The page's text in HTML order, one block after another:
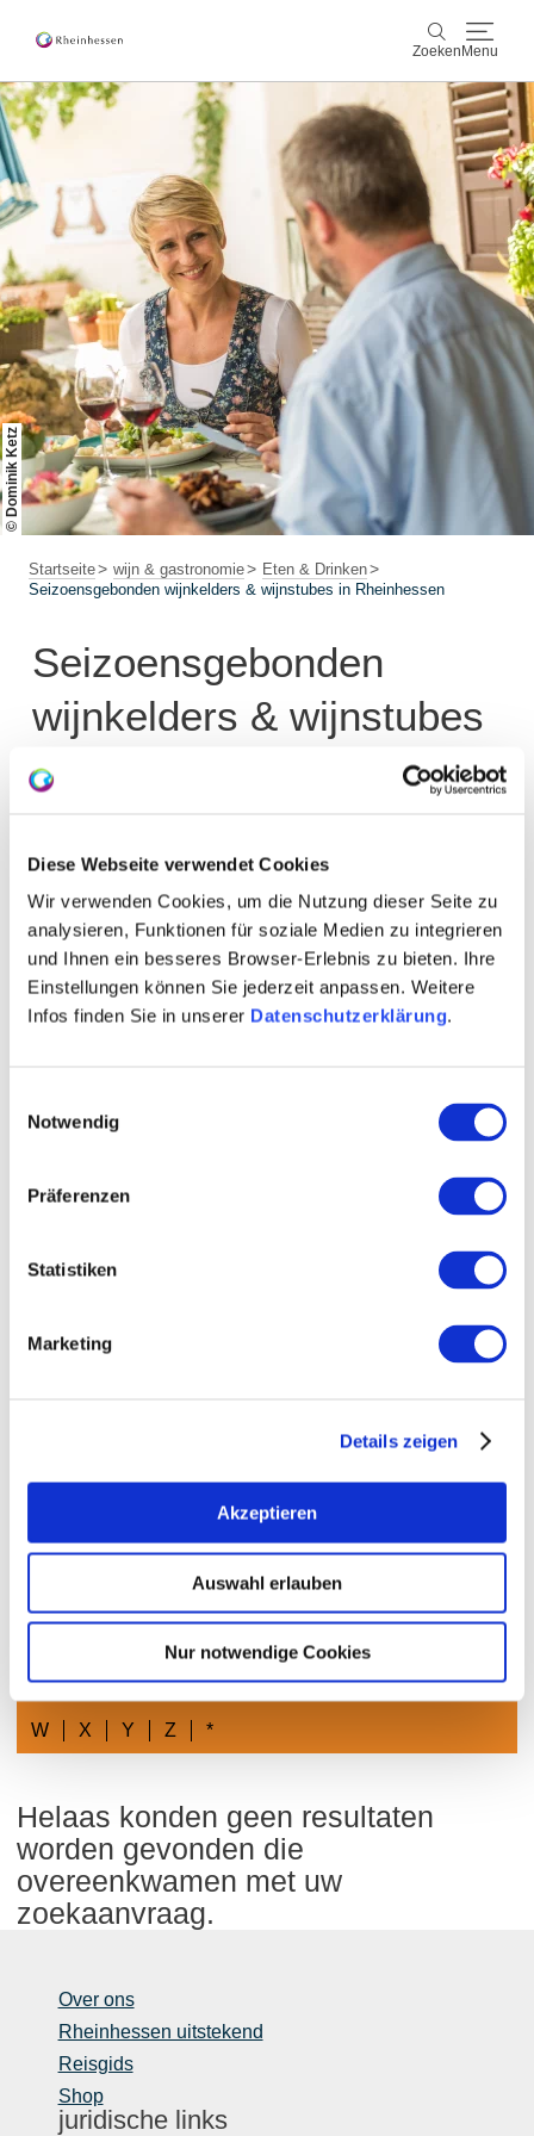
Diese Webseite verwendet Cookies
Wir verwenden Cookies, um die Nutzung dieser Seite zu
analysieren, Funktionen für soziale Medien zu integrieren
und Ihnen ein besseres Browser-Erlebnis zu bieten. Ihre
Einstellungen können Sie jederzeit anpassen. Weitere
Infos finden Sie in unserer Datenschutzerklärung.
Notwendig
Präferenzen
Statistiken
Marketing
Details zeigen
Akzeptieren
Auswahl erlauben
Nur notwendige Cookies
Zoeken Menu
Zoeken
wijn & gastronomie
actief & natuur
Cultuur & Steden
Events
reservering & service
Rheinhessen-Blog
© Dominik Ketz
Startseite wijn & gastronomie
Eten & Drinken
Seizoensgebonden wijnkelders & wijnstubes in Rheinhessen
Seizoensgebonden
wijnkelders & wijnstubes
in Rheinhessen
Trefwoorden en zoektermen
Locatie
Zoek hosts
0 Hits
Artikel alfabetisch filteren:
L M N O P Q R S T U V
W X Y Z *
Helaas konden geen resultaten
worden gevonden die
overeenkwamen met uw
zoekaanvraag.
Over ons
Rheinhessen uitstekend
Reisgids
Shop
juridische links